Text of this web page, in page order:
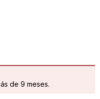
de 9 meses.